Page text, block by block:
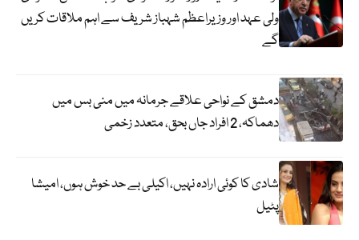
ولی عہد اور وزیراعظم شہباز شریف سے اہم ملاقات کریں
گے
دمشق کے نواحی علاقے جرمانہ میں منی بس میں
دھماکہ، 2 افراد جاں بحق، متعدد زخمی
شادی کا کوئی ارادہ نہیں، اکیلی بے حد خوش ہوں، امیشا
پٹیل